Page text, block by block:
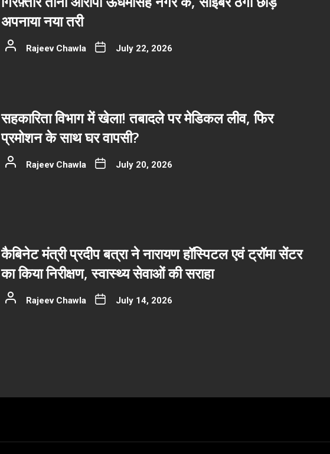
अपनाया नया तरी
Rajeev Chawla July 22, 2026
सहकारिता विभाग में खेला! तबादले पर मेडिकल लीव, फिर
प्रमोशन के साथ घर वापसी?
Rajeev Chawla July 20, 2026
कैबिनेट मंत्री प्रदीप बत्रा ने नारायण हॉस्पिटल एवं ट्रॉमा सेंटर
का किया निरीक्षण, स्वास्थ्य सेवाओं की सराहा
Rajeev Chawla July 14, 2026